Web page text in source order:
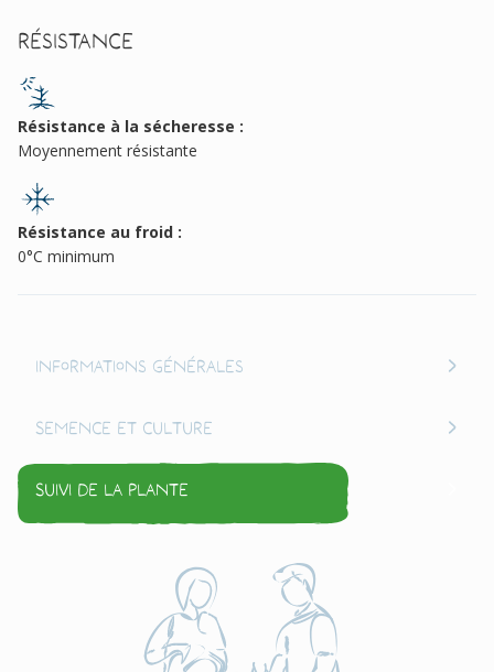
Résistance
Résistance à la sécheresse :
Moyennement résistante
Résistance au froid :
0°C minimum
Informations générales
Semence et culture
Suivi de la plante